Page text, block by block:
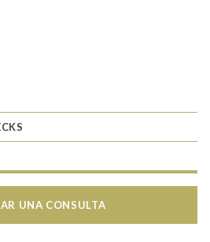
UNA CONSULTA